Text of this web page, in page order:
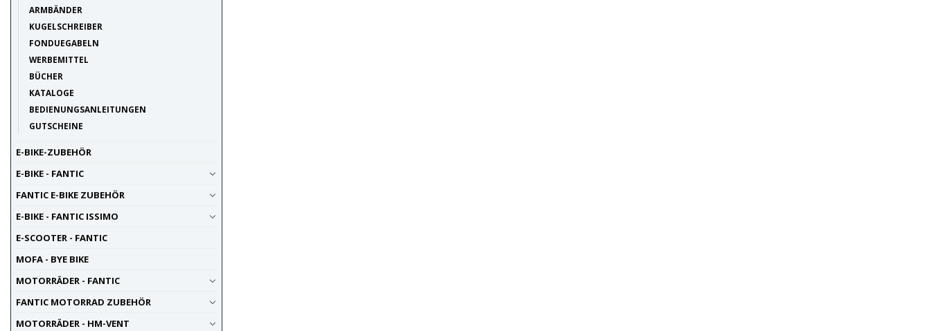
ARMBÄNDER
KUGELSCHREIBER
FONDUEGABELN
WERBEMITTEL
BÜCHER
KATALOGE
BEDIENUNGSANLEITUNGEN
GUTSCHEINE
E-BIKE-ZUBEHÖR
E-BIKE - FANTIC
FANTIC E-BIKE ZUBEHÖR
E-BIKE - FANTIC ISSIMO
E-SCOOTER - FANTIC
MOFA - BYE BIKE
MOTORRÄDER - FANTIC
FANTIC MOTORRAD ZUBEHÖR
MOTORRÄDER - HM-VENT